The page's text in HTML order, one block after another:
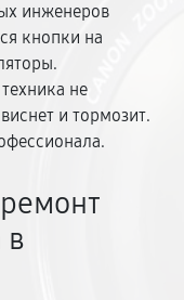
инженеров
кнопки на
не
и тормозит.
в